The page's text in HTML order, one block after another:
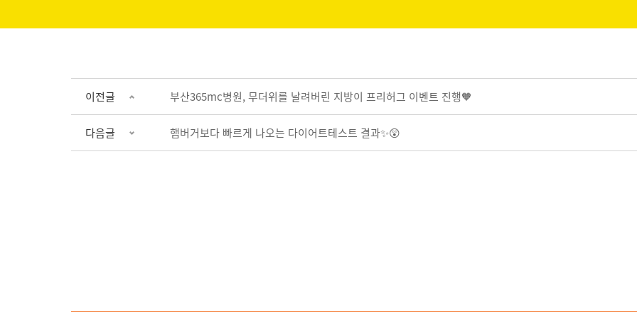
이전글 부산365mc병원, 무더위를 날려버린 지방이 프리허그 이벤트 진행🧡
다음글 햄버거보다 빠르게 나오는 다이어트테스트 결과✨😲